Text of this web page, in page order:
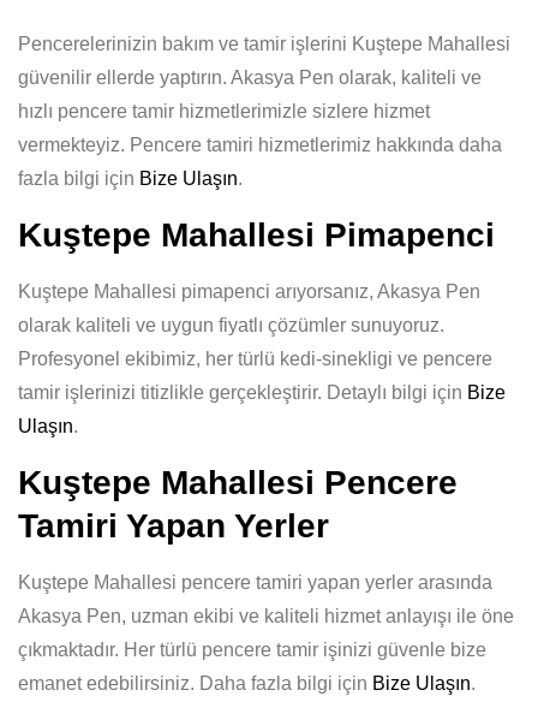
Pencerelerinizin bakım ve tamir işlerini Kuştepe Mahallesi
güvenilir ellerde yaptırın. Akasya Pen olarak, kaliteli ve
hızlı pencere tamir hizmetlerimizle sizlere hizmet
vermekteyiz. Pencere tamiri hizmetlerimiz hakkında daha
fazla bilgi için Bize Ulaşın.
Kuştepe Mahallesi Pimapenci
Kuştepe Mahallesi pimapenci arıyorsanız, Akasya Pen
olarak kaliteli ve uygun fiyatlı çözümler sunuyoruz.
Profesyonel ekibimiz, her türlü kedi-sinekligi ve pencere
tamir işlerinizi titizlikle gerçekleştirir. Detaylı bilgi için Bize
Ulaşın.
Kuştepe Mahallesi Pencere
Tamiri Yapan Yerler
Kuştepe Mahallesi pencere tamiri yapan yerler arasında
Akasya Pen, uzman ekibi ve kaliteli hizmet anlayışı ile öne
çıkmaktadır. Her türlü pencere tamir işinizi güvenle bize
emanet edebilirsiniz. Daha fazla bilgi için Bize Ulaşın.